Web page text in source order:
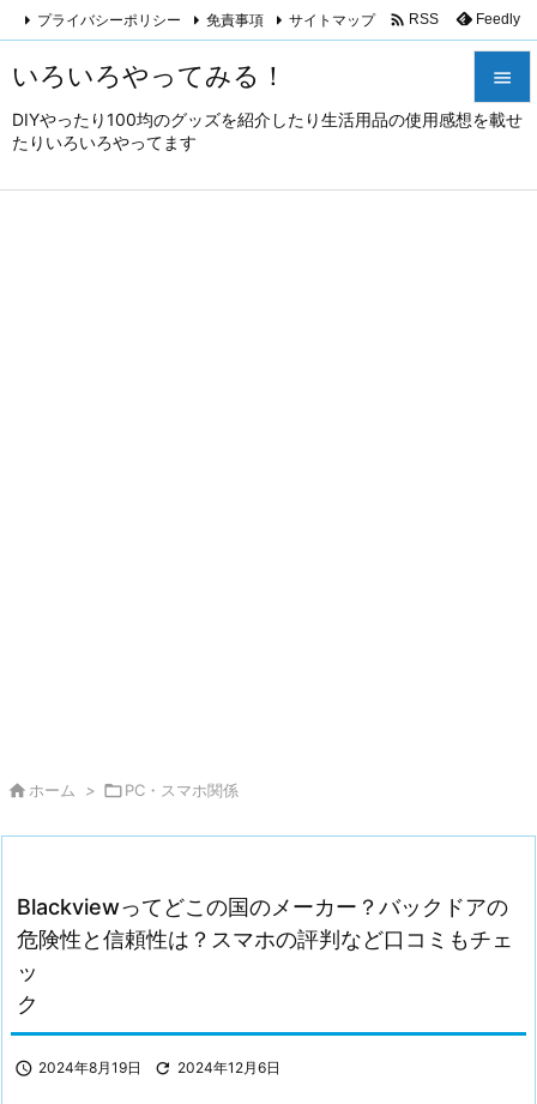
いろいろやってみる！
DIYやったり100均のグッズを紹介したり生活用品の使用感想を載せ
たりいろいろやってます



プライバシーポリシー 免責事項 サイトマップ  RSS Feedly
 ホーム > PC・スマホ関係
Blackviewってどこの国のメーカー？バックドアの
危険性と信頼性は？スマホの評判など口コミもチェ
ッ
 2024年8月19日  2024年12月6日